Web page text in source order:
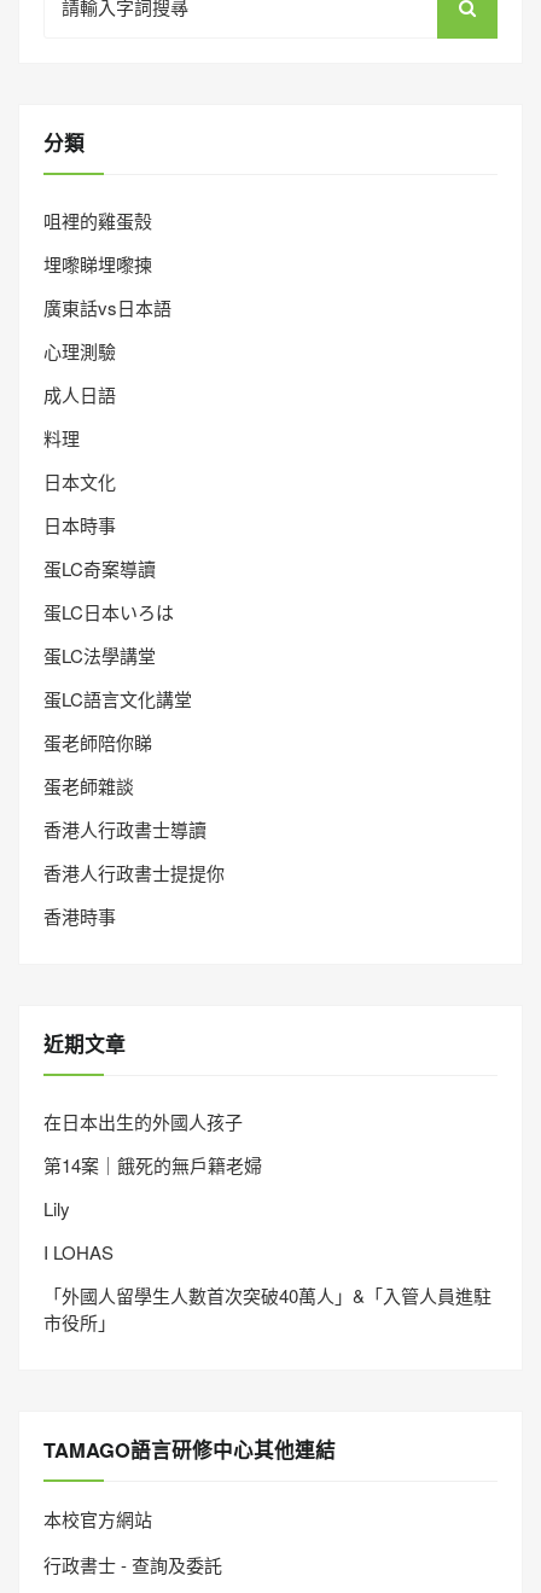
for:
分類
咀裡的雞蛋殼
埋嚟睇埋嚟揀
廣東話vs日本語
心理測驗
成人日語
料理
日本文化
日本時事
蛋LC奇案導讀
蛋LC日本いろは
蛋LC法學講堂
蛋LC語言文化講堂
蛋老師陪你睇
蛋老師雜談
香港人行政書士導讀
香港人行政書士提提你
香港時事
近期文章
在日本出生的外國人孩子
第14案｜餓死的無戶籍老婦
Lily
I LOHAS
「外國人留學生人數首次突破40萬人」&「入管人員進駐
市役所」
TAMAGO語言研修中心其他連結
本校官方網站
行政書士 - 查詢及委託